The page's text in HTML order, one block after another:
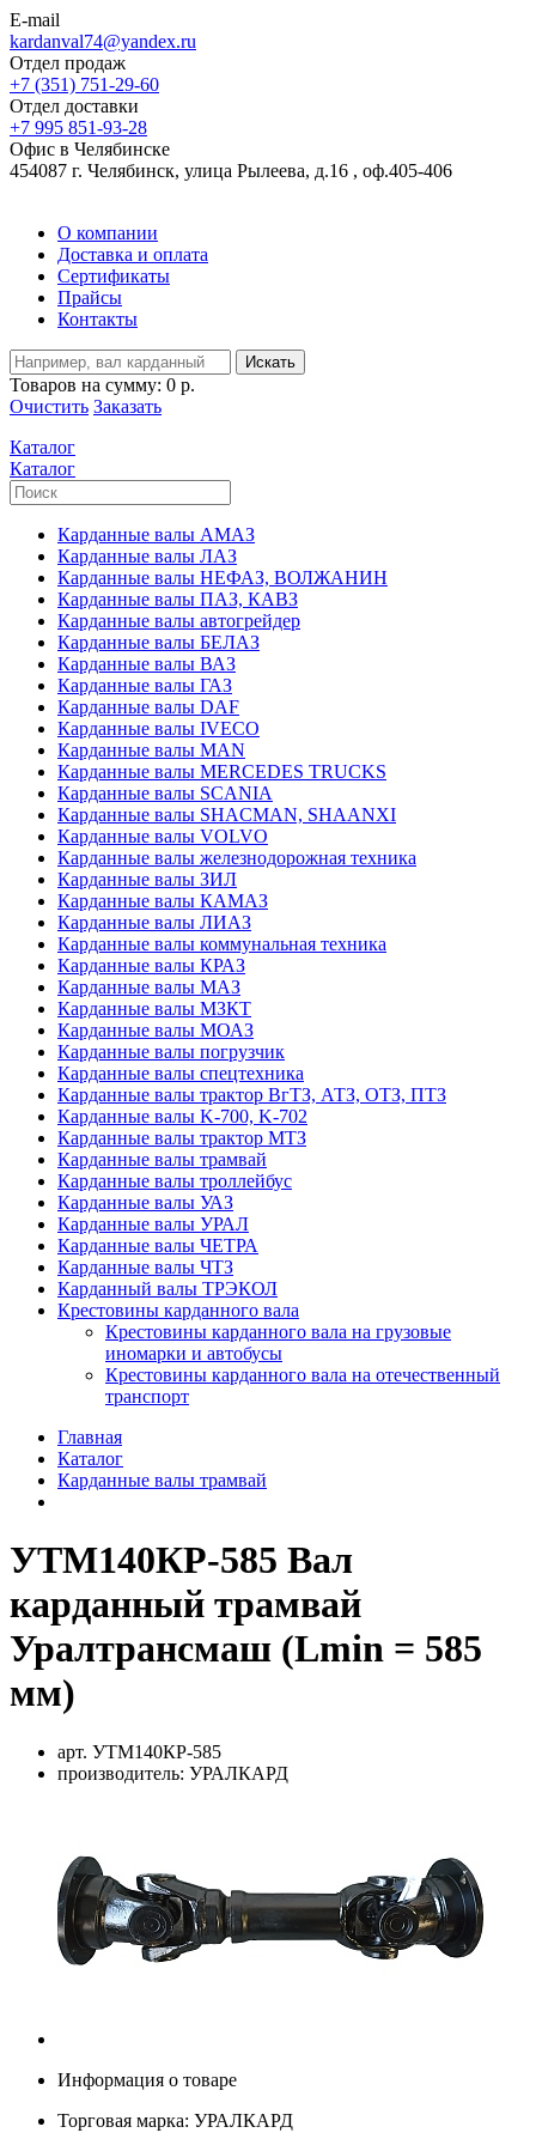
E-mail
kardanval74@yandex.ru
Отдел продаж
+7 (351) 751-29-60
Отдел доставки
+7 995 851-93-28
Офис в Челябинске
454087 г. Челябинск, улица Рылеева, д.16 , оф.405-406
О компании
Доставка и оплата
Сертификаты
Прайсы
Контакты
Искать
Товаров на сумму: 0 р.
Очистить Заказать
Каталог
Каталог
Карданные валы АМАЗ
Карданные валы ЛАЗ
Карданные валы НЕФАЗ, ВОЛЖАНИН
Карданные валы ПАЗ, КАВЗ
Карданные валы автогрейдер
Карданные валы БЕЛАЗ
Карданные валы ВАЗ
Карданные валы ГАЗ
Карданные валы DAF
Карданные валы IVECO
Карданные валы MAN
Карданные валы MERCEDES TRUCKS
Карданные валы SCANIA
Карданные валы SHACMAN, SHAANXI
Карданные валы VOLVO
Карданные валы железнодорожная техника
Карданные валы ЗИЛ
Карданные валы КАМАЗ
Карданные валы ЛИАЗ
Карданные валы коммунальная техника
Карданные валы КРАЗ
Карданные валы МАЗ
Карданные валы МЗКТ
Карданные валы МОАЗ
Карданные валы погрузчик
Карданные валы спецтехника
Карданные валы трактор ВгТЗ, АТЗ, ОТЗ, ПТЗ
Карданные валы K-700, K-702
Карданные валы трактор МТЗ
Карданные валы трамвай
Карданные валы троллейбус
Карданные валы УАЗ
Карданные валы УРАЛ
Карданные валы ЧЕТРА
Карданные валы ЧТЗ
Карданный валы ТРЭКОЛ
Крестовины карданного вала
Крестовины карданного вала на грузовые
иномарки и автобусы
Крестовины карданного вала на отечественный
транспорт
Главная
Каталог
Карданные валы трамвай
УТМ140КР-585 Вал
карданный трамвай
Уралтрансмаш (Lmin = 585
мм)
арт. УТМ140КР-585
производитель: УРАЛКАРД
Информация о товаре
Торговая марка: УРАЛКАРД